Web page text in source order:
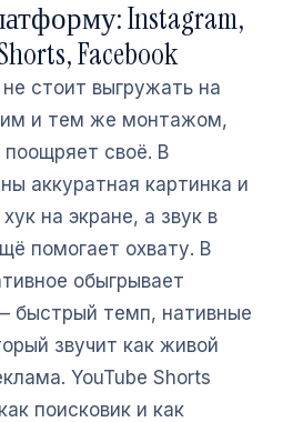
Instagram,
Facebook
стоит выгружать на
и тем же монтажом,
своё. В
аккуратная картинка и
на экране, а звук в
помогает охвату. В
обыгрывает
быстрый темп, нативные
звучит как живой
YouTube Shorts
поисковик и как